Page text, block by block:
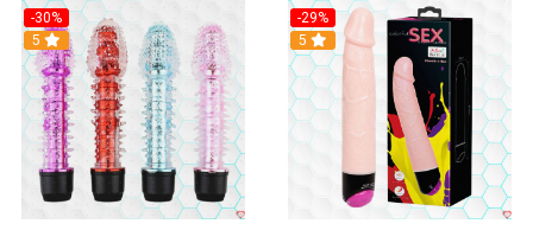
-30%
Hot
5
-29%
Hot
5